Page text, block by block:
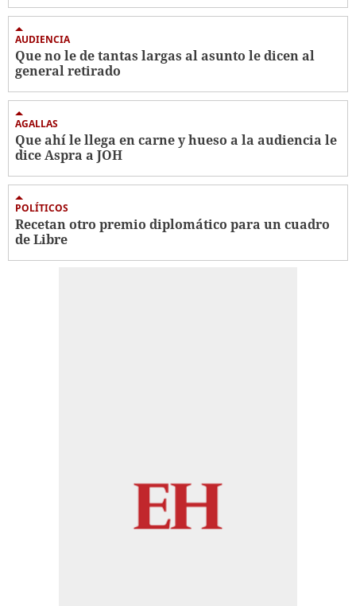
AUDIENCIA
Que no le de tantas largas al asunto le dicen al
general retirado
AGALLAS
Que ahí le llega en carne y hueso a la audiencia le
dice Aspra a JOH
POLÍTICOS
Recetan otro premio diplomático para un cuadro
de Libre